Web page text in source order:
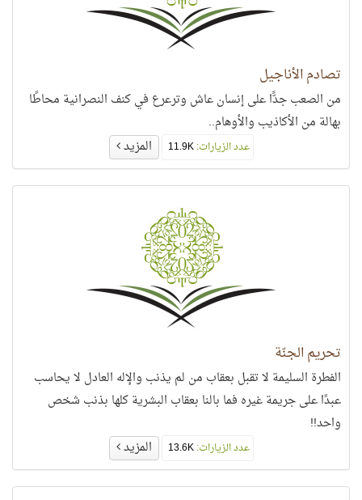
تصادم الأناجيل
من الصعب جدًّا على إنسان عاش وترعرع في كنف النصرانية محاطًا
بهالة من الأكاذيب والأوهام..
عدد الزيارات:11.9K المزيد
تحريم الجنّة
الفطرة السليمة لا تقبل بعقاب من لم يذنب والإله العادل لا يحاسب
عبدًا على جريمة غيره فما بالنا بعقاب البشرية كلها بذنب شخص
واحد!!
عدد الزيارات:13.6K المزيد